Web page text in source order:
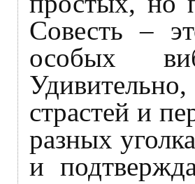
Совесть –
особых
страстей и
разных
и